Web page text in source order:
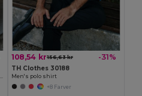
108,54 kr156,63 kr -31%
TH Clothes 30188
Men's polo shirt
+8 Farver